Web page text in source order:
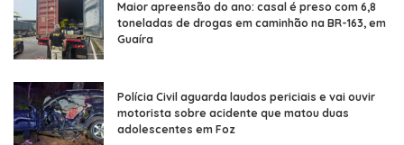
Maior apreensão do ano: casal é preso com 6,8
toneladas de drogas em caminhão na BR-163, em
Guaíra
Polícia Civil aguarda laudos periciais e vai ouvir
motorista sobre acidente que matou duas
adolescentes em Foz